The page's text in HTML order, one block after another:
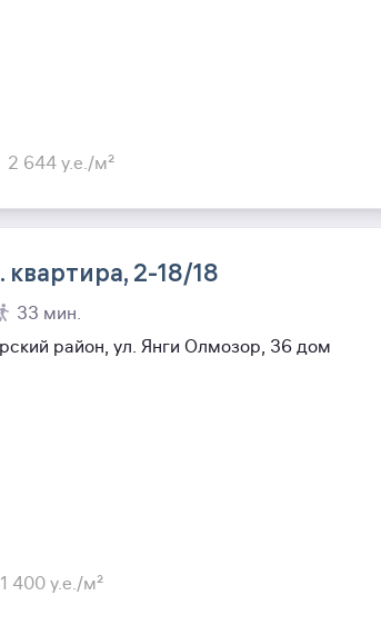
2 644 y.e./м²
2-18/18
33 мин.
район, ул. Янги Олмозор, 36 дом
1 400 y.e./м²